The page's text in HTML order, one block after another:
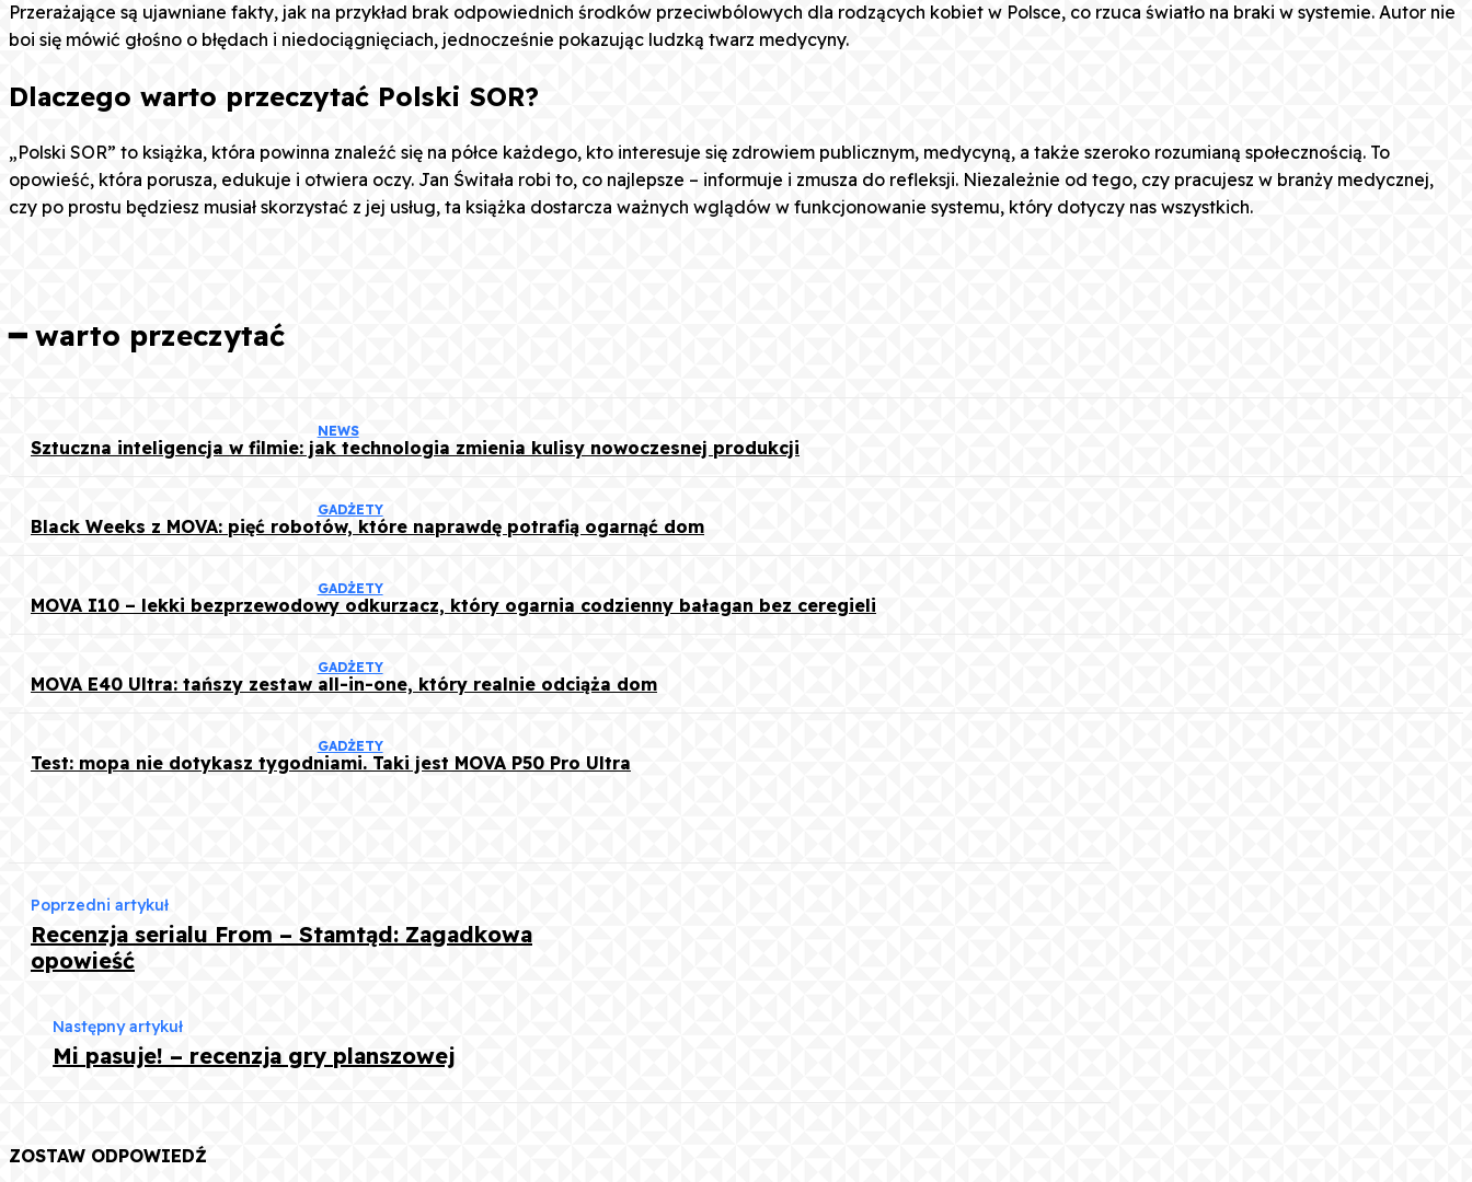
Przerażające są ujawniane fakty, jak na przykład brak odpowiednich środków przeciwbólowych dla rodzących kobiet w Polsce, co rzuca światło na braki w systemie. Autor nie
boi się mówić głośno o błędach i niedociągnięciach, jednocześnie pokazując ludzką twarz medycyny.
Dlaczego warto przeczytać Polski SOR?
„Polski SOR” to książka, która powinna znaleźć się na półce każdego, kto interesuje się zdrowiem publicznym, medycyną, a także szeroko rozumianą społecznością. To
opowieść, która porusza, edukuje i otwiera oczy. Jan Świtała robi to, co najlepsze – informuje i zmusza do refleksji. Niezależnie od tego, czy pracujesz w branży medycznej,
czy po prostu będziesz musiał skorzystać z jej usług, ta książka dostarcza ważnych wglądów w funkcjonowanie systemu, który dotyczy nas wszystkich.
━ warto przeczytać
NEWS
Sztuczna inteligencja w filmie: jak technologia zmienia kulisy nowoczesnej produkcji
GADŻETY
Black Weeks z MOVA: pięć robotów, które naprawdę potrafią ogarnąć dom
GADŻETY
MOVA I10 – lekki bezprzewodowy odkurzacz, który ogarnia codzienny bałagan bez ceregieli
GADŻETY
MOVA E40 Ultra: tańszy zestaw all-in-one, który realnie odciąża dom
GADŻETY
Test: mopa nie dotykasz tygodniami. Taki jest MOVA P50 Pro Ultra
Poprzedni artykuł
Recenzja serialu From – Stamtąd: Zagadkowa
opowieść
Następny artykuł
Mi pasuje! – recenzja gry planszowej
ZOSTAW ODPOWIEDŹ